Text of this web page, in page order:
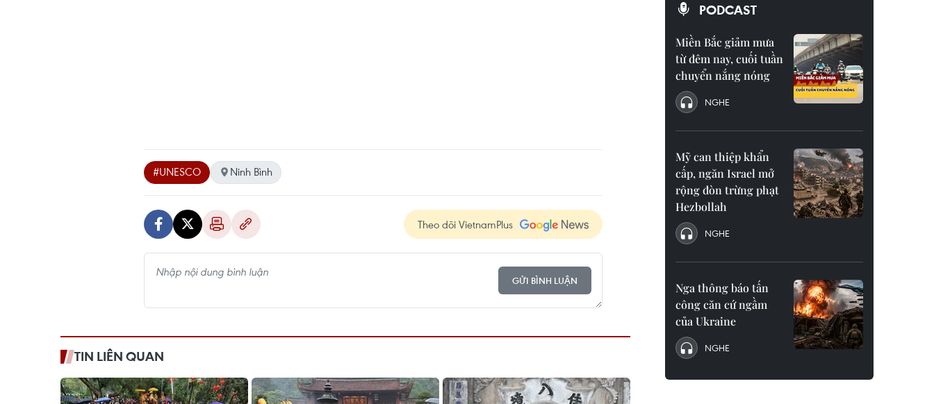
#UNESCO Ninh Bình
Theo dõi VietnamPlus
GỬI BÌNH LUẬN
TIN LIÊN QUAN
PODCAST
Miền Bắc giảm mưa
từ đêm nay, cuối tuần
chuyển nắng nóng
NGHE
Mỹ can thiệp khẩn
cấp, ngăn Israel mở
rộng đòn trừng phạt
Hezbollah
NGHE
Nga thông báo tấn
công căn cứ ngầm
của Ukraine
NGHE